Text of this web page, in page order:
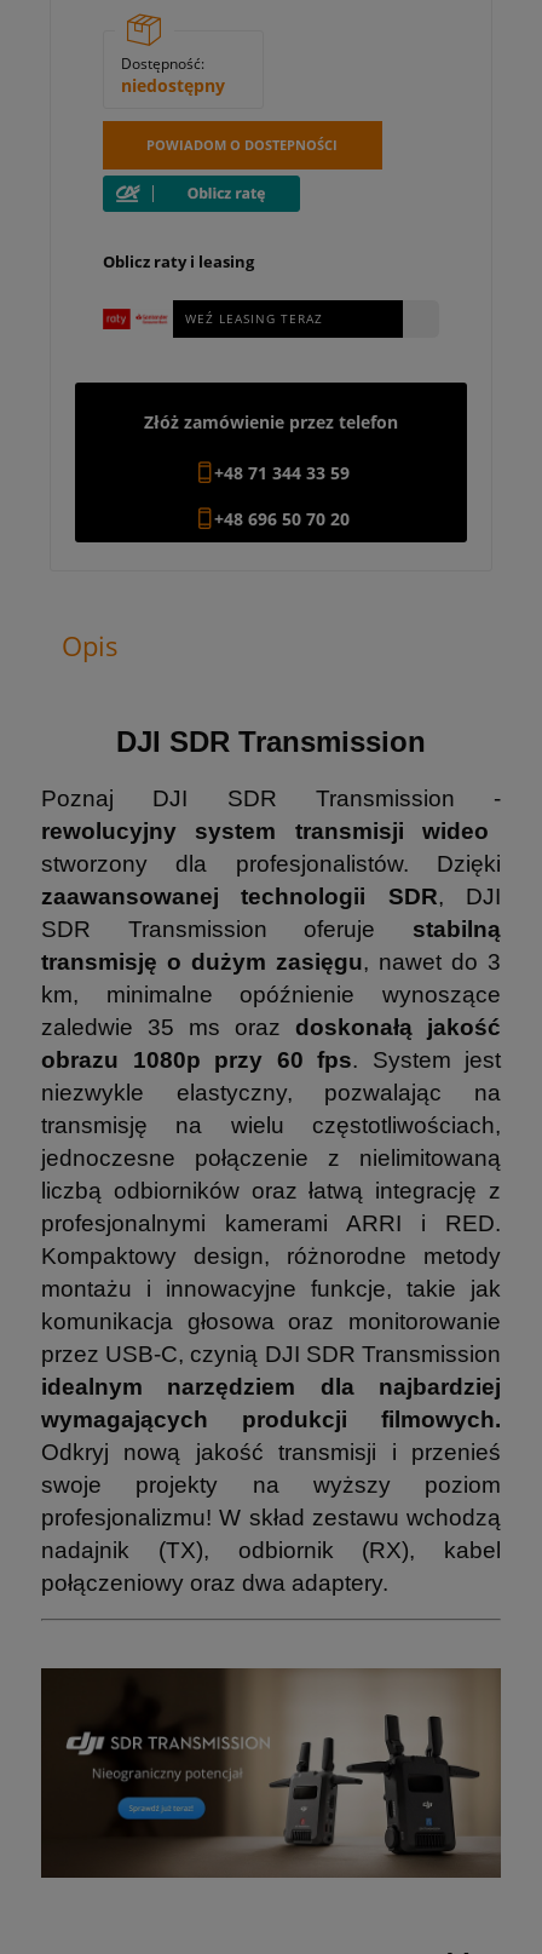
Dostępność:
niedostępny
POWIADOM O DOSTEPNOŚCI
Oblicz raty i leasing
WEŹ LEASING TERAZ
Złóż zamówienie przez telefon
+48 71 344 33 59
+48 696 50 70 20
Opis
DJI SDR Transmission
Poznaj DJI SDR Transmission -
rewolucyjny system transmisji wideo
stworzony dla profesjonalistów. Dzięki
zaawansowanej technologii SDR, DJI
SDR Transmission oferuje stabilną
transmisję o dużym zasięgu, nawet do 3
km, minimalne opóźnienie wynoszące
zaledwie 35 ms oraz doskonałą jakość
obrazu 1080p przy 60 fps. System jest
niezwykle elastyczny, pozwalając na
transmisję na wielu częstotliwościach,
jednoczesne połączenie z nielimitowaną
liczbą odbiorników oraz łatwą integrację z
profesjonalnymi kamerami ARRI i RED.
Kompaktowy design, różnorodne metody
montażu i innowacyjne funkcje, takie jak
komunikacja głosowa oraz monitorowanie
przez USB-C, czynią DJI SDR Transmission
idealnym narzędziem dla najbardziej
wymagających produkcji filmowych.
Odkryj nową jakość transmisji i przenieś
swoje projekty na wyższy poziom
profesjonalizmu! W skład zestawu wchodzą
nadajnik (TX), odbiornik (RX), kabel
połączeniowy oraz dwa adaptery.